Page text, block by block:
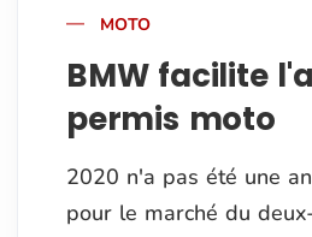
MOTO
BMW facilite
permis moto
2020 n'a pas été une
pour le marché du